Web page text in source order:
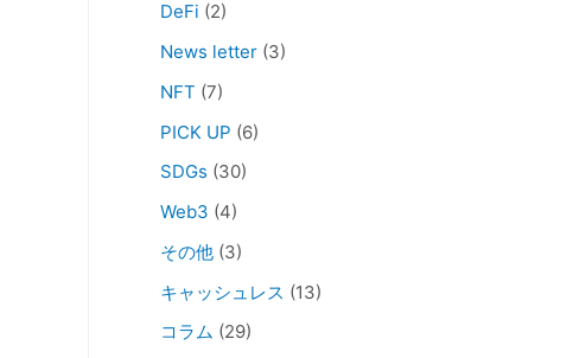
DeFi (2)
News letter (3)
NFT (7)
PICK UP (6)
SDGs (30)
Web3 (4)
その他 (3)
キャッシュレス (13)
コラム (29)